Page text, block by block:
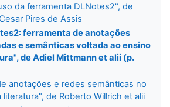
da ferramenta DLNotes2", de
Pires de Assis
ferramenta de anotações
e semânticas voltada ao ensino
de Adiel Mittmann et alii (p.
anotações e redes semânticas no
literatura", de Roberto Willrich et alii